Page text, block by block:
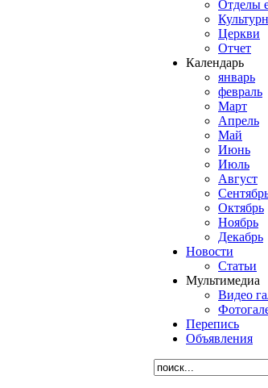
Отделы
Церкви
Отчет
Календарь
январь
февраль
Март
Апрель
Май
Июнь
Июль
Август
Октябрь
Ноябрь
Декабрь
Новости
Статьи
Мультимедиа
Видео
Перепись
Объявления